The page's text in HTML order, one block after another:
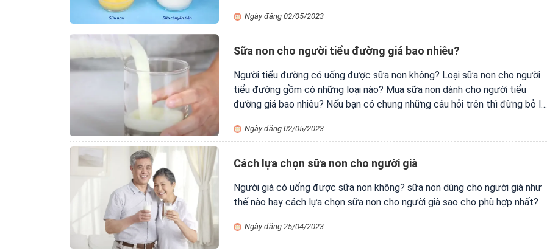
Ngày đăng 02/05/2023
Sữa non cho người tiểu đường giá bao nhiêu?
Người tiểu đường có uống được sữa non không? Loại sữa non cho người
tiểu đường gồm có những loại nào? Mua sữa non dành cho người tiểu
đường giá bao nhiêu? Nếu bạn có chung những câu hỏi trên thì đừng bỏ lỡ
Ngày đăng 02/05/2023
Cách lựa chọn sữa non cho người già
Người già có uống được sữa non không? sữa non dùng cho người già như
thế nào hay cách lựa chọn sữa non cho người già sao cho phù hợp nhất?
Ngày đăng 25/04/2023